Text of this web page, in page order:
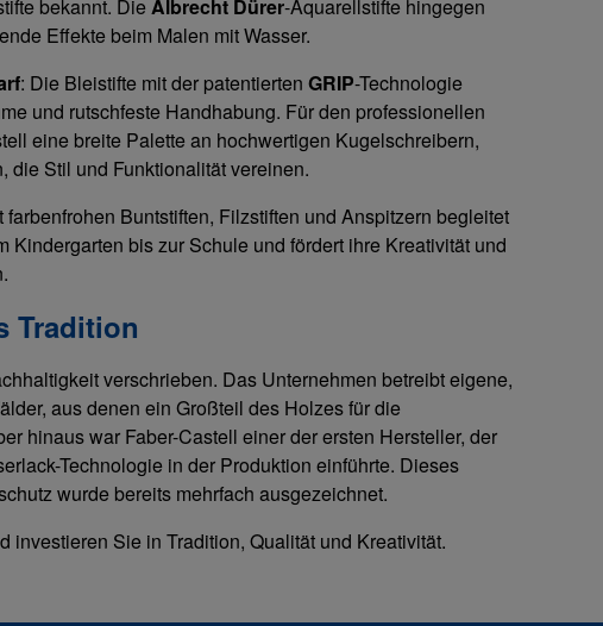
bekannt. Die Albrecht Dürer-Aquarellstifte hingegen
Effekte beim Malen mit Wasser.
: Die Bleistifte mit der patentierten GRIP-Technologie
und rutschfeste Handhabung. Für den professionellen
eine breite Palette an hochwertigen Kugelschreibern,
die Stil und Funktionalität vereinen.
farbenfrohen Buntstiften, Filzstiften und Anspitzern begleitet
Kindergarten bis zur Schule und fördert ihre Kreativität und
Tradition
verschrieben. Das Unternehmen betreibt eigene,
aus denen ein Großteil des Holzes für die
hinaus war Faber-Castell einer der ersten Hersteller, der
Technologie in der Produktion einführte. Dieses
wurde bereits mehrfach ausgezeichnet.
investieren Sie in Tradition, Qualität und Kreativität.